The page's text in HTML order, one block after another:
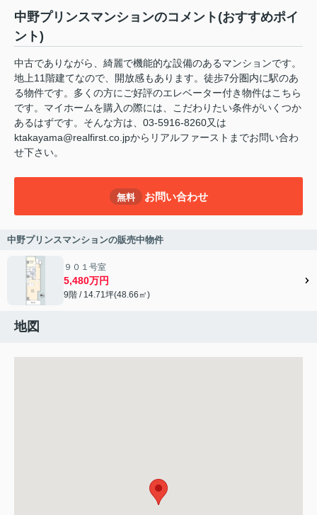
中野プリンスマンションのコメント(おすすめポイ
ント)
中古でありながら、綺麗で機能的な設備のあるマンションです。
地上11階建てなので、開放感もあります。徒歩7分圏内に駅のあ
る物件です。多くの方にご好評のエレベーター付き物件はこちら
です。マイホームを購入の際には、こだわりたい条件がいくつか
あるはずです。そんな方は、03-5916-8260又は
ktakayama@realfirst.co.jpからリアルファーストまでお問い合わ
せ下さい。
無料 お問い合わせ
中野プリンスマンションの販売中物件
９０１号室
5,480万円
9階 / 14.71坪(48.66㎡)
地図